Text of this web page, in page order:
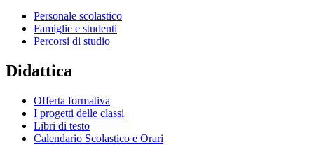
Personale scolastico
Famiglie e studenti
Percorsi di studio
Didattica
Offerta formativa
I progetti delle classi
Libri di testo
Calendario Scolastico e Orari